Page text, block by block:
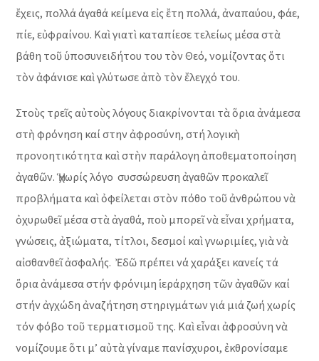
ἔχεις, πολλά άγαθά κείμενα εἰς ἔτη πολλά, ἀναπαύου, φάε,
πίε, εὐφραίνου. Καὶ γιατὶ καταπίεσε τελείως μέσα στὰ
βάθη τοῦ ὑποσυνειδήτου του τὸν Θεό, νομίζοντας ὅτι
τὸν ἀφάνισε καὶ γλύτωσε ἀπὸ τὸν ἔλεγχό του.
Στοὺς τρεῖς αὐτοὺς λόγους διακρίνονται τὰ ὅρια ἀνάμεσα
στὴ φρόνηση καί στην ἀφροσύνη, στή λογικὴ
προνοητικότητα καὶ στὴν παράλογη ἀποθεματοποίηση
ἀγαθῶν. Ἡ χωρίς λόγο συσσώρευση ἀγαθῶν προκαλεῖ
προβλήματα καὶ ὀφείλεται στὸν πόθο τοῦ ἀνθρώπου νὰ
ὀχυρωθεῖ μέσα στὰ ἀγαθά, ποὺ μπορεῖ νὰ εἶναι χρήματα,
γνώσεις, ἀξιώματα, τίτλοι, δεσμοί καὶ γνωριμίες, γιὰ νὰ
αἰσθανθεῖ ἀσφαλής. Ἐδῶ πρέπει νά χαράξει κανείς τά
ὅρια ἀνάμεσα στήν φρόνιμη ἱεράρχηση τῶν ἀγαθῶν καί
στήν ἀγχώδη ἀναζήτηση στηριγμάτων γιά μιά ζωή χωρίς
τόν φόβο τοῦ τερματισμοῦ της. Καὶ εἶναι ἀφροσύνη νὰ
νομίζουμε ὅτι μ’ αὐτὰ γίναμε πανίσχυροι, ἐκθρονίσαμε